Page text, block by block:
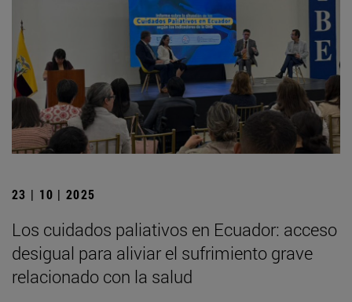
23 | 10 | 2025
Los cuidados paliativos en Ecuador: acceso
desigual para aliviar el sufrimiento grave
relacionado con la salud